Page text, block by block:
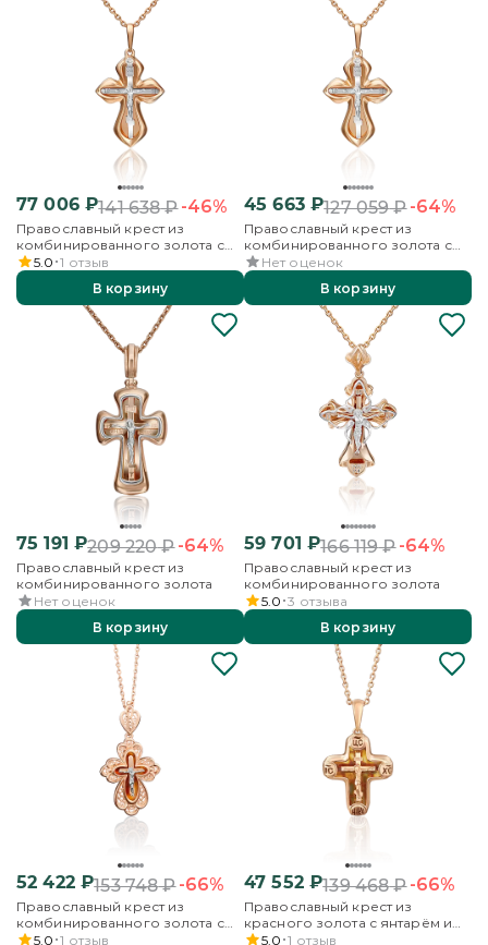
77 006₽141 638₽-46%
Православный крест из
комбинированного золота с
бриллиантом
5.0 1 отзыв
В корзину
45 663₽127 059₽-64%
Православный крест из
комбинированного золота с
фианитом
Нет оценок
В корзину
75 191 ₽209 220₽-64%
Православный крест из
комбинированного золота
Нет оценок
В корзину
59 701 ₽166 119₽-64%
Православный крест из
комбинированного золота
5.0 3 отзыва
В корзину
52 422₽153 748₽-66%
Православный крест из
комбинированного золота с
янтарём
5.0 1 отзыв
47 552₽139 468₽-66%
Православный крест из
красного золота с янтарём и
эмалью
5.0 1 отзыв